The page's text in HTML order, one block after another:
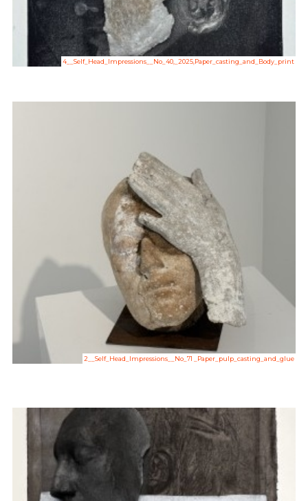
4__Self_Head_Impressions__No_40,_2025,Paper_casting_and_Body_print
2__Self_Head_Impressions__No_71 _Paper_pulp_casting_and_glue